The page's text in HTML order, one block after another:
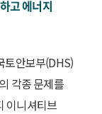
고 에너지
토안보부(DHS)
각종 문제를
이니셔티브